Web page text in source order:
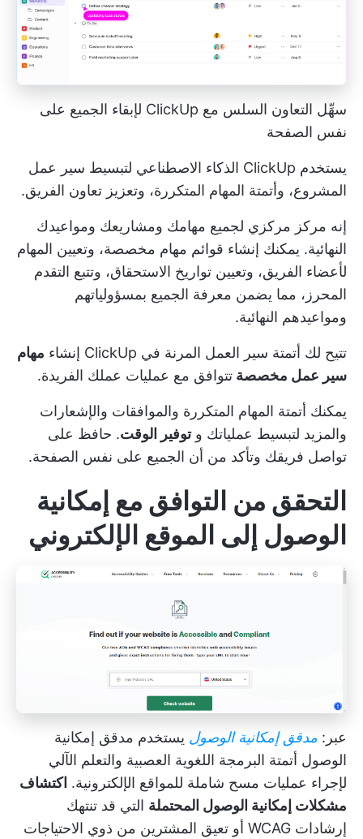
سهِّل التعاون السلس مع ClickUp لإبقاء الجميع على
نفس الصفحة
يستخدم ClickUp الذكاء الاصطناعي لتبسيط سير عمل
المشروع، وأتمتة المهام المتكررة، وتعزيز تعاون الفريق.
إنه مركز مركزي لجميع مهامك ومشاريعك ومواعيدك
النهائية. يمكنك إنشاء قوائم مهام مخصصة، وتعيين المهام
لأعضاء الفريق، وتعيين تواريخ الاستحقاق، وتتبع التقدم
المحرز، مما يضمن معرفة الجميع بمسؤولياتهم
ومواعيدهم النهائية.
تتيح لك أتمتة سير العمل المرنة في ClickUp إنشاء
مهام
سير عمل مخصصة تتوافق مع عمليات عملك الفريدة.
يمكنك أتمتة المهام المتكررة والموافقات والإشعارات
والمزيد لتبسيط عملياتك وتوفير الوقت. حافظ على
تواصل فريقك وتأكد من أن الجميع على نفس الصفحة.
التحقق من التوافق مع إمكانية
الوصول إلى الموقع الإلكتروني
عبر: مدقق إمكانية الوصول يستخدم مدقق إمكانية
الوصول أتمتة البرمجة اللغوية العصبية والتعلم الآلي
لإجراء عمليات مسح شاملة للمواقع الإلكترونية. اكتشاف
مشكلات إمكانية الوصول المحتملة التي قد تنتهك
إرشادات WCAG أو تعيق المشترين من ذوي الاحتياجات